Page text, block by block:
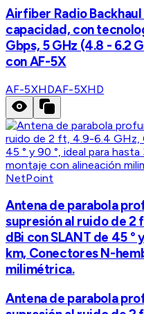
Airfiber Radio
capacidad, con
Gbps, 5 GHz (4.8 - 6.2
con AF-5X
AF-5XHDAF-5XHD
NetPoint
Antena de parabola
supresión al ruido de 2
dBi con SLANT de 45 °
km, Conectores N-
milimétrica.
Antena de parabola